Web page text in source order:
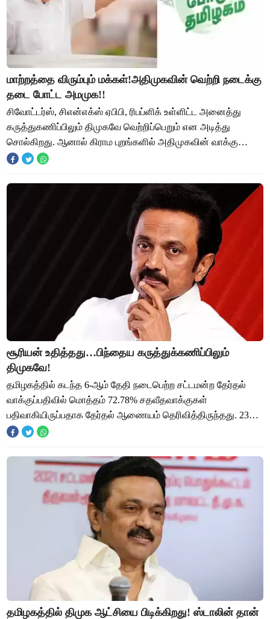
மாற்றத்தை விரும்பும் மக்கள்!அதிமுகவின் வெற்றி நடைக்கு
தடை போட்ட அமமுக!!
சிவோட்டர்ஸ், சிஎன்எக்ஸ் ஏபிபி, ரிபப்ளிக் உள்ளிட்ட அனைத்து
கருத்துகணிப்பிலும் திமுகவே வெற்றிப்பெறும் என அடித்து
சொல்கிறது. ஆனால் கிராம புறங்களில் அதிமுகவின் வாக்கு
சதவீதம் கணிசமாக எதிர்பார்க்கப்பட்டே
சூரியன் உதித்தது…பிந்தைய கருத்துக்கணிப்பிலும்
திமுகவே!
தமிழகத்தில் கடந்த 6-ஆம் தேதி நடைபெற்ற சட்டமன்ற தேர்தல்
வாக்குப்பதிவில் மொத்தம் 72.78% சதவீதவாக்குகள்
பதிவாகியிருப்பதாக தேர்தல் ஆணையம் தெரிவித்திருந்தது. 234
தொகுதிகளிலும், 3,998 வேட்பாளர்கள் தேர்தல்க
தமிழகத்தில் திமுக ஆட்சியை பிடிக்கிறது! ஸ்டாலின் தான்